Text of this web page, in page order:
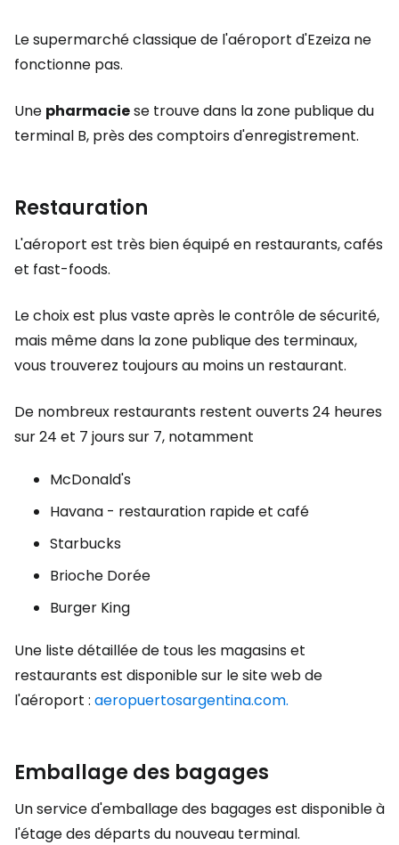
Le supermarché classique de l'aéroport d'Ezeiza ne
fonctionne pas.
Une pharmaciese trouve dans la zone publique du
terminal B, près des comptoirs d'enregistrement.
Restauration
L'aéroport est très bien équipé en restaurants, cafés
et fast-foods.
Le choix est plus vaste après le contrôle de sécurité,
mais même dans la zone publique des terminaux,
vous trouverez toujours au moins un restaurant.
De nombreux restaurants restent ouverts 24 heures
sur 24 et 7 jours sur 7, notamment
McDonald's
Havana - restauration rapide et café
Starbucks
Brioche Dorée
Burger King
Une liste détaillée de tous les magasins et
restaurants est disponible sur le site web de
l'aéroport : aeropuertosargentina.com.
Emballage des bagages
Un service d'emballage des bagages est disponible à
l'étage des départs du nouveau terminal.